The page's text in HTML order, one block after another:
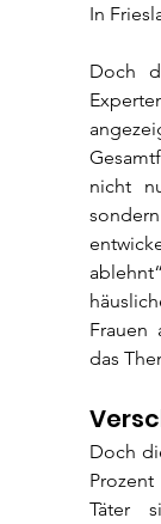
In
Doch
nicht
Frauen
das
Doch
Täter